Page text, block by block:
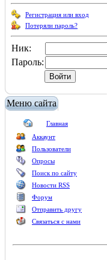
Регистрация или вход
Потеряли пароль?
Ник:
Пароль:
Меню сайта
Главная
Аккаунт
Пользователи
Опросы
Поиск по сайту
Новости RSS
Форум
Отправить другу
Связаться с нами